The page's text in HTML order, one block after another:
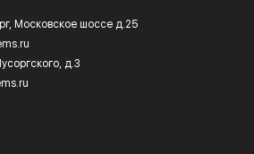
Московское шоссе д.25
д.3